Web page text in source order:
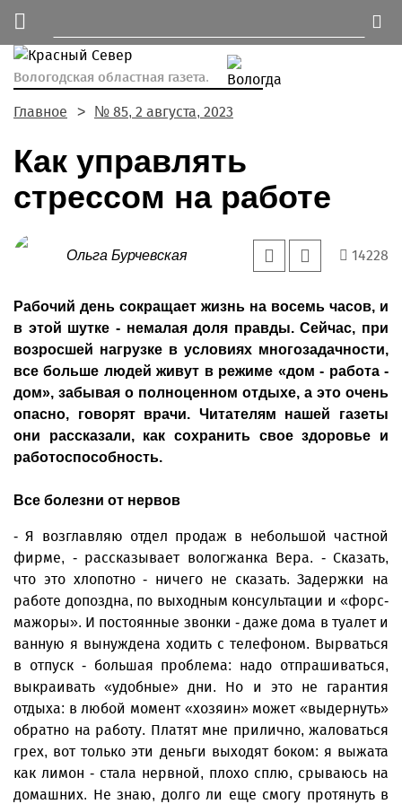
Вологодская областная газета.
Главное № 85, 2 августа, 2023
Как управлять
стрессом на работе
Ольга Бурчевская 14228
Рабочий день сокращает жизнь на восемь часов, и
в этой шутке - немалая доля правды. Сейчас, при
возросшей нагрузке в условиях многозадачности,
все больше людей живут в режиме «дом - работа -
дом», забывая о полноценном отдыхе, а это очень
опасно, говорят врачи. Читателям нашей газеты
они рассказали, как сохранить свое здоровье и
работоспособность.
Все болезни от нервов
- Я возглавляю отдел продаж в небольшой частной
фирме, - рассказывает вологжанка Вера. - Сказать,
что это хлопотно - ничего не сказать. Задержки на
работе допоздна, по выходным консультации и «форс-
мажоры». И постоянные звонки - даже дома в туалет и
ванную я вынуждена ходить с телефоном. Вырваться
в отпуск - большая проблема: надо отпрашиваться,
выкраивать «удобные» дни. Но и это не гарантия
отдыха: в любой момент «хозяин» может «выдернуть»
обратно на работу. Платят мне прилично, жаловаться
грех, вот только эти деньги выходят боком: я выжата
как лимон - стала нервной, плохо сплю, срываюсь на
домашних. Не знаю, долго ли еще смогу протянуть в